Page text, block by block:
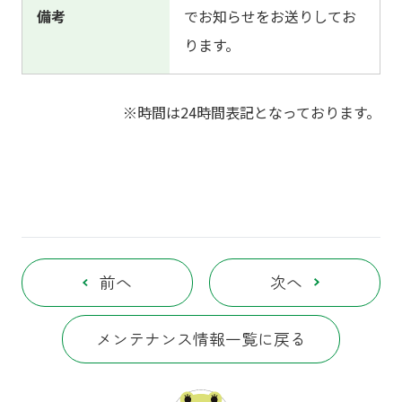
備考
でお知らせをお送りしてお
ります。
※時間は24時間表記となっております。
前へ
メンテナンス情報一覧に戻る
次へ